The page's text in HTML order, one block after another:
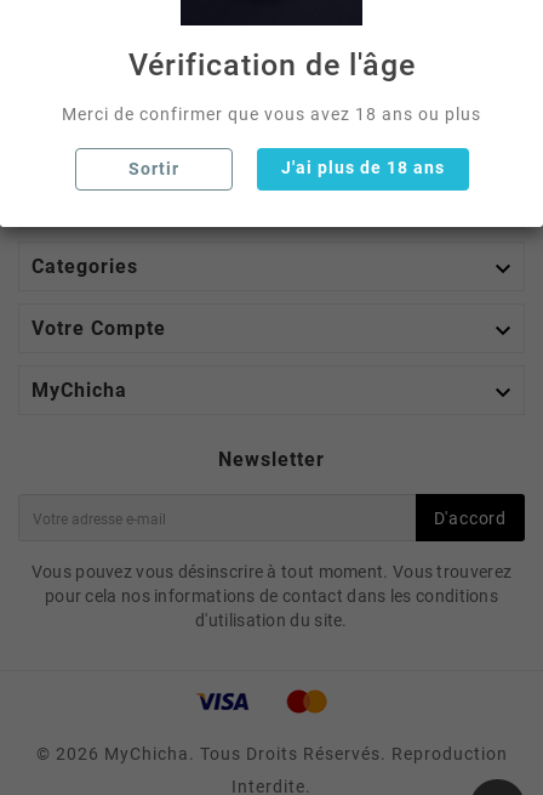
mychicha.fr, nous associons innovation et savoir-faire
pour sublimer votre expérience chicha. Notre mission est
d'apporter créativité et fonctionnalité à chaque détail,
passionnés du narguilé.
Categories 
Votre Compte 
MyChicha 
Newsletter
D'accord
Vous pouvez vous désinscrire à tout moment. Vous trouverez
pour cela nos informations de contact dans les conditions
d'utilisation du site.
Vérification de l'âge
Merci de confirmer que vous avez 18 ans ou plus
Sortir J'ai plus de 18 ans
© 2026 MyChicha. Tous Droits Réservés. Reproduction
Interdite.